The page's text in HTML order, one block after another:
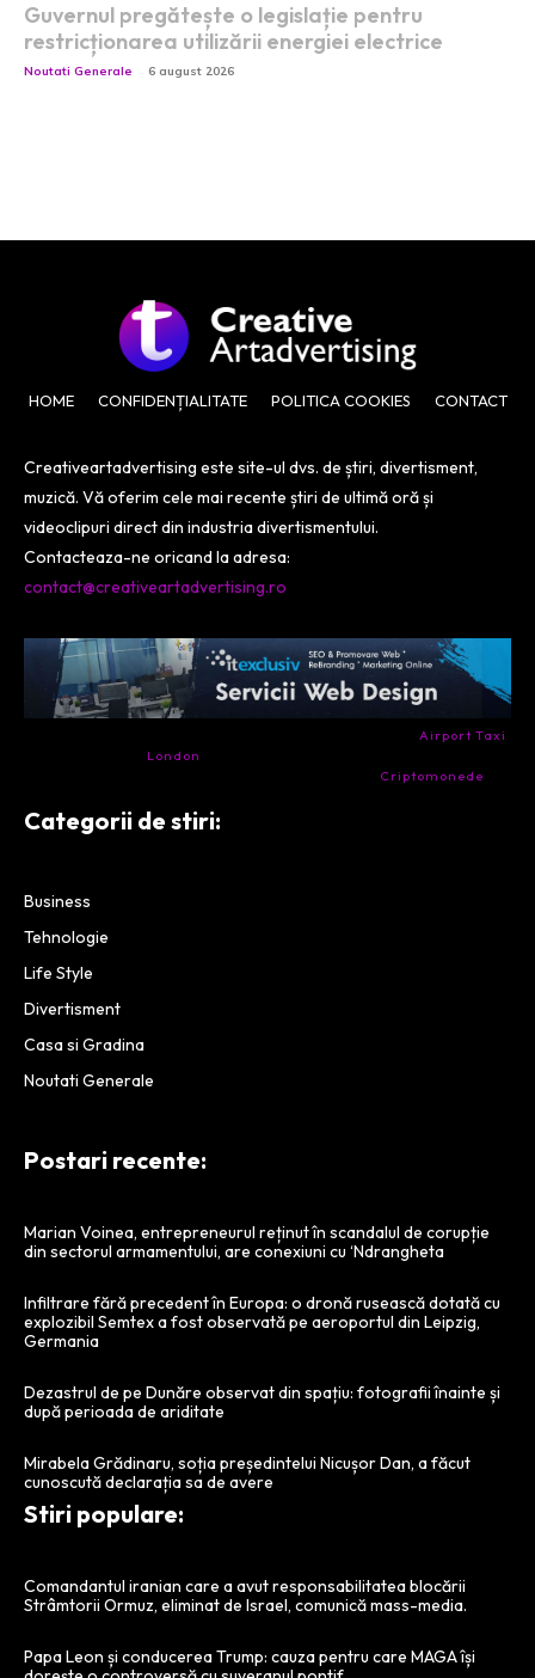
Guvernul pregătește o legislație pentru
restricționarea utilizării energiei electrice
Noutati Generale 6 august 2026
HOME CONFIDENȚIALITATE POLITICA COOKIES CONTACT
Creativeartadvertising este site-ul dvs. de știri, divertisment,
muzică. Vă oferim cele mai recente știri de ultimă oră și
videoclipuri direct din industria divertismentului.
Contacteaza-ne oricand la adresa:
contact@creativeartadvertising.ro
Airport Taxi
London
Criptomonede
Categorii de stiri:
Business
Tehnologie
Life Style
Divertisment
Casa si Gradina
Noutati Generale
Postari recente:
Marian Voinea, entrepreneurul reținut în scandalul de corupție
din sectorul armamentului, are conexiuni cu ‘Ndrangheta
Infiltrare fără precedent în Europa: o dronă rusească dotată cu
explozibil Semtex a fost observată pe aeroportul din Leipzig,
Germania
Dezastrul de pe Dunăre observat din spațiu: fotografii înainte și
după perioada de ariditate
Mirabela Grădinaru, soția președintelui Nicușor Dan, a făcut
cunoscută declarația sa de avere
Stiri populare:
Comandantul iranian care a avut responsabilitatea blocării
Strâmtorii Ormuz, eliminat de Israel, comunică mass-media.
Papa Leon și conducerea Trump: cauza pentru care MAGA își